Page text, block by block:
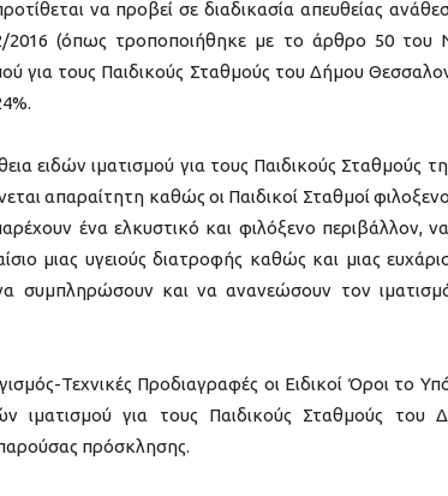
να προβεί σε διαδικασία απευθείας
(όπως τροποποιήθηκε με το άρθρο 50 του
για τους Παιδικούς Σταθμούς του Δήμου
ειδών ιματισμού για τους Παιδικούς Σταθμούς
απαραίτητη καθώς οι Παιδικοί Σταθμοί
ένα ελκυστικό και φιλόξενο περιβάλλον,
μιας υγειούς διατροφής καθώς και μιας
συμπληρώσουν και να ανανεώσουν τον
Τεχνικές Προδιαγραφές οι Ειδικοί Όροι το
ιματισμού για τους Παιδικούς Σταθμούς του
πρόσκλησης.